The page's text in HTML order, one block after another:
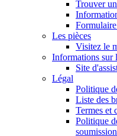
Trouver
Les pièces
Visitez le
Informations sur
Site
Légal
Politique
Liste des
Termes et
Politique